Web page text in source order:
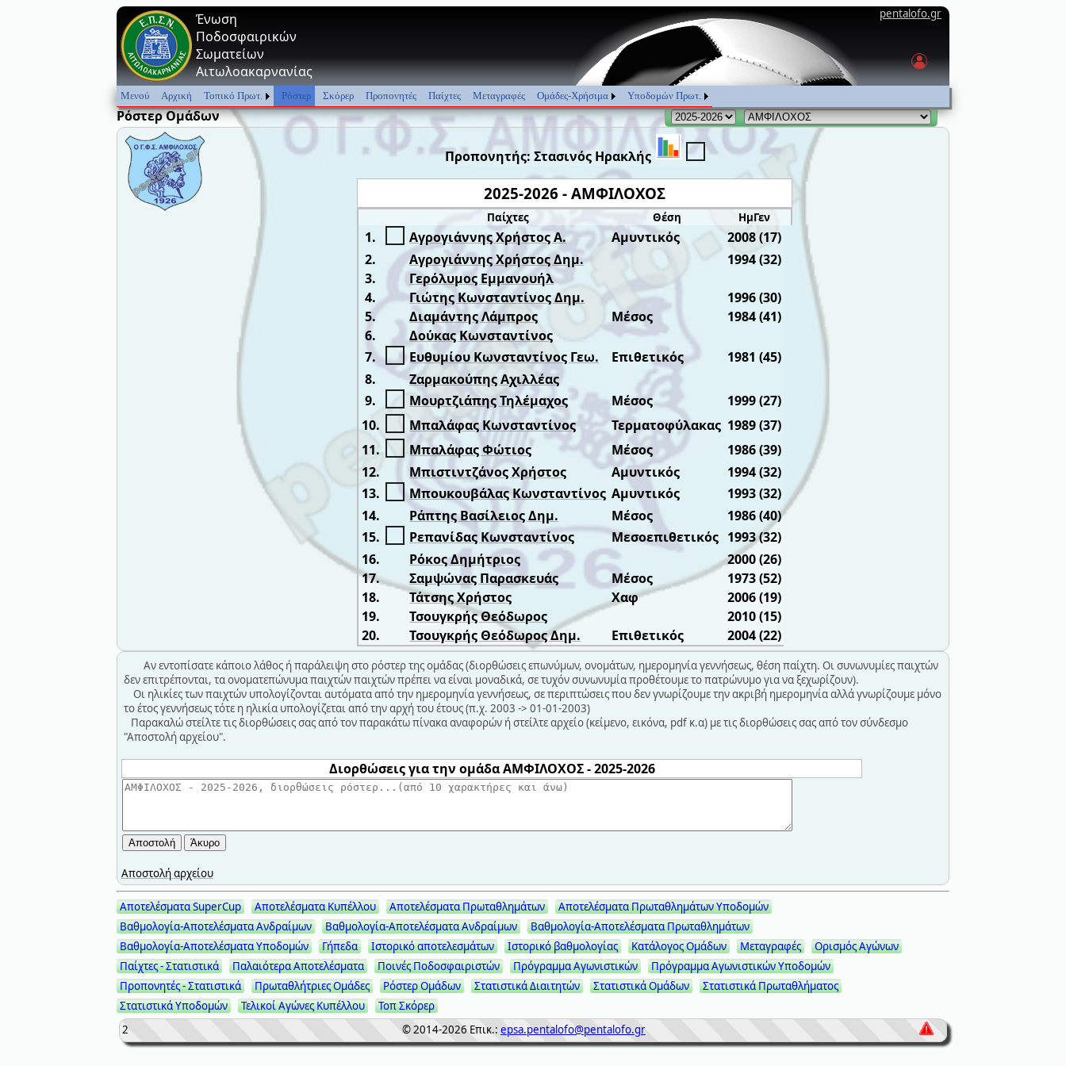
pentalofo.gr
Ένωση
Ποδοσφαιρικών
Σωματείων
Αιτωλοακαρνανίας
Μενού Αρχική Τοπικό Πρωτ. Ρόστερ Σκόρερ Προπονητές Παίχτες Μεταγραφές Ομάδες-Χρήσιμα Υποδομών Πρωτ.
Ρόστερ Ομάδων
Προπονητής: Στασινός Ηρακλής
2025-2026 - ΑΜΦΙΛΟΧΟΣ
Παίχτες Θέση ΗμΓεν
1. Αγρογιάννης Χρήστος Α. Αμυντικός
2008 (17)
2.
Αγρογιάννης Χρήστος Δημ.
1994 (32)
3.
Γερόλυμος Εμμανουήλ
4.
Γιώτης Κωνσταντίνος Δημ.
1996 (30)
5.
Διαμάντης Λάμπρος Μέσος
1984 (41)
6.
Δούκας Κωνσταντίνος
7.
Ευθυμίου Κωνσταντίνος Γεω. Επιθετικός
1981 (45)
8.
Ζαρμακούπης Αχιλλέας
9.
Μουρτζιάπης Τηλέμαχος Μέσος
1999 (27)
10.
Μπαλάφας Κωνσταντίνος Τερματοφύλακας 1989 (37)
11.
Μπαλάφας Φώτιος Μέσος
1986 (39)
12.
Μπιστιντζάνος Χρήστος Αμυντικός
1994 (32)
13.
Μπουκουβάλας Κωνσταντίνος Αμυντικός
1993 (32)
14.
Ράπτης Βασίλειος Δημ. Μέσος
1986 (40)
15.
Ρεπανίδας Κωνσταντίνος Μεσοεπιθετικός 1993 (32)
16.
Ρόκος Δημήτριος
2000 (26)
17.
Σαμψώνας Παρασκευάς Μέσος
1973 (52)
18.
Τάτσης Χρήστος Χαφ
2006 (19)
19.
Τσουγκρής Θεόδωρος
2010 (15)
20.
Τσουγκρής Θεόδωρος Δημ. Επιθετικός 2004 (22)
Αν εντοπίσατε κάποιο λάθος ή παράλειψη στο ρόστερ της ομάδας (διορθώσεις επωνύμων, ονομάτων, ημερομηνία γεννήσεως, θέση παίχτη. Οι συνωνυμίες παιχτών
δεν επιτρέπονται, τα ονοματεπώνυμα παιχτών παιχτών πρέπει να είναι μοναδικά, σε τυχόν συνωνυμία προθέτουμε το πατρώνυμο για να ξεχωρίζουν).
Οι ηλικίες των παιχτών υπολογίζονται αυτόματα από την ημερομηνία γεννήσεως, σε περιπτώσεις που δεν γνωρίζουμε την ακριβή ημερομηνία αλλά γνωρίζουμε μόνο
το έτος γεννήσεως τότε η ηλικία υπολογίζεται από την αρχή του έτους (π.χ. 2003 -> 01-01-2003)
Παρακαλώ στείλτε τις διορθώσεις σας από τον παρακάτω πίνακα αναφορών ή στείλτε αρχείο (κείμενο, εικόνα, pdf κ.α) με τις διορθώσεις σας από τον σύνδεσμο
"Αποστολή αρχείου".
Διορθώσεις για την ομάδα ΑΜΦΙΛΟΧΟΣ - 2025-2026
Αποστολή αρχείου
Αποτελέσματα SuperCup Αποτελέσματα Κυπέλλου Αποτελέσματα Πρωταθλημάτων
Αποτελέσματα Πρωταθλημάτων Υποδομών
Βαθμολογία-Αποτελέσματα Ανδραίμων
Βαθμολογία-Αποτελέσματα Ανδραίμων
Βαθμολογία-Αποτελέσματα Πρωταθλημάτων
Βαθμολογία-Αποτελέσματα Υποδομών
Γήπεδα Ιστορικό αποτελεσμάτων Ιστορικό βαθμολογίας Κατάλογος Ομάδων Μεταγραφές
Ορισμός Αγώνων
Παίχτες - Στατιστικά
Παλαιότερα Αποτελέσματα Ποινές Ποδοσφαιριστών Πρόγραμμα Αγωνιστικών
Πρόγραμμα Αγωνιστικών Υποδομών
Προπονητές - Στατιστικά
Πρωταθλήτριες Ομάδες Ρόστερ Ομάδων Στατιστικά Διαιτητών Στατιστικά Ομάδων
Στατιστικά Πρωταθλήματος
Στατιστικά Υποδομών
Τελικοί Αγώνες Κυπέλλου
Τοπ Σκόρερ
2
© 2014-2026 Επικ.: epsa.pentalofo@pentalofo.gr